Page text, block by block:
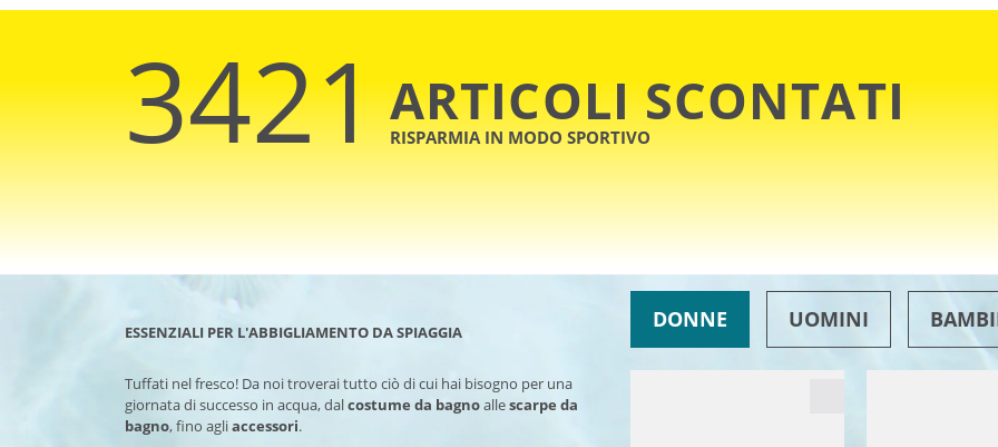
3421ARTICOLI SCONTATI
RISPARMIA IN MODO SPORTIVO
ESSENZIALI PER L'ABBIGLIAMENTO DA SPIAGGIA
Tuffati nel fresco! Da noi troverai tutto ciò di cui hai bisogno per una
giornata di successo in acqua, dalcostume da bagnoallescarpe da
bagno, fino agliaccessori.
DONNE UOMINI